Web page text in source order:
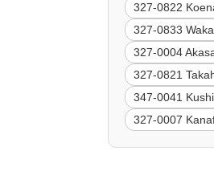
327-0822
327-0833
327-0004
327-0821
347-0041
327-0007